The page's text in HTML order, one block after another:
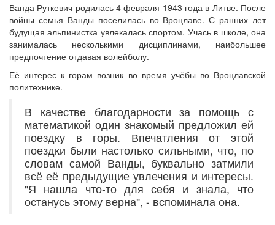
Ванда Руткевич родилась 4 февраля 1943 года в Литве. После
войны семья Ванды поселилась во Вроцлаве. С ранних лет
будущая альпинистка увлекалась спортом. Учась в школе, она
занималась несколькими дисциплинами, наибольшее
предпочтение отдавая волейболу.
Её интерес к горам возник во время учёбы во Вроцлавской
политехнике.
В качестве благодарности за помощь с
математикой один знакомый предложил ей
поездку в горы. Впечатления от этой
поездки были настолько сильными, что, по
словам самой Ванды, буквально затмили
всё её предыдущие увлечения и интересы.
"Я нашла что-то для себя и знала, что
останусь этому верна", - вспоминала она.